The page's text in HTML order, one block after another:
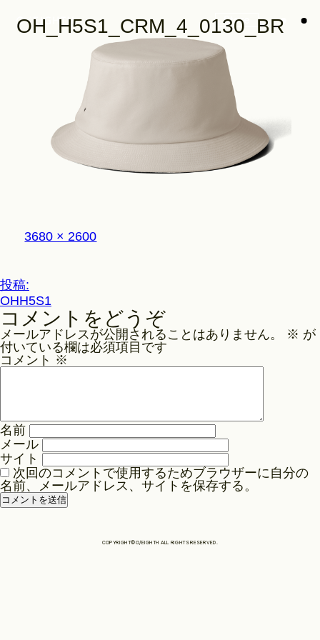
Store
Philosophy
OH_H5S1_CRM_4_0130_BR
フ
ル
ズ
3680 × 2600
投
稿
ナ
ビ
ゲ
ョ
ン
投稿:
OHH5S1
コメントをどうぞ
メールアドレスが公開されることはありません。 ※ が
付いている欄は必須項目です
コメント ※
名前
メール
サイト
次回のコメントで使用するためブラウザーに自分の
名前、メールアドレス、サイトを保存する。
COPYRIGHT©O/EIGHTH ALL RIGHTS RESERVED.